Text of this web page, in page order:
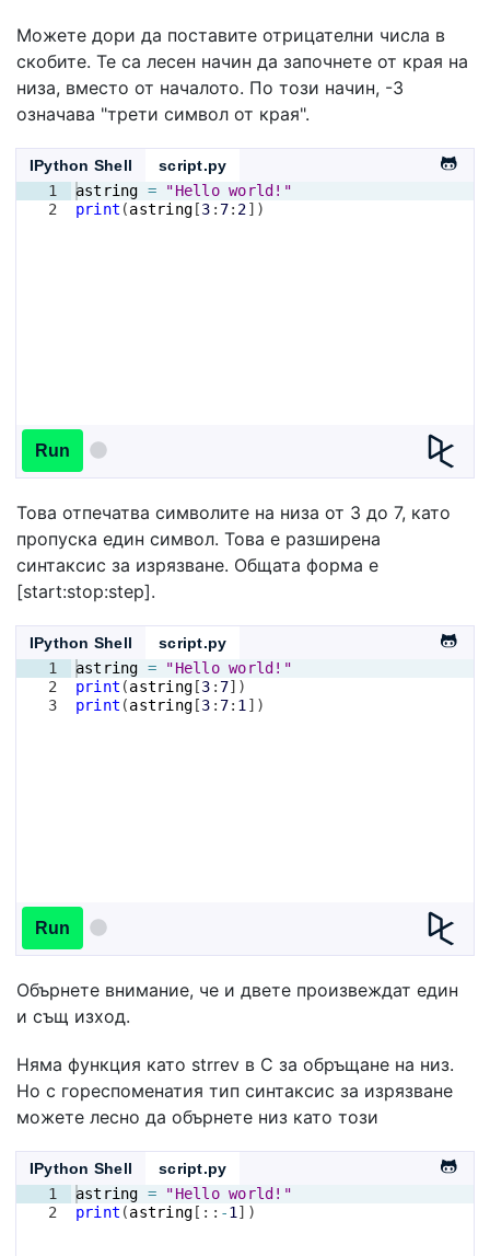
Можете дори да поставите отрицателни числа в
скобите. Те са лесен начин да започнете от края на
низа, вместо от началото. По този начин, -3
означава "трети символ от края".
IPython Shell
script.py
1
2
astring =
"Hello world!"
print (astring [3 : 7: 2])
Run
Това отпечатва символите на низа от 3 до 7, като
пропуска един символ. Това е разширена
синтаксис за изрязване. Общата форма е
[start:stop:step].
IPython Shell
script.py
1
2
3
astring =
"Hello world!"
print (astring [3 : 7])
print (astring [3 : 7: 1 ])
Run
Обърнете внимание, че и двете произвеждат един
и същ изход.
Няма функция като strrev в C за обръщане на низ.
Но с гореспоменатия тип синтаксис за изрязване
можете лесно да обърнете низ като този
IPython Shell
script.py
1
2
astring =
"Hello world!"
print (astring [ :: -1 ])